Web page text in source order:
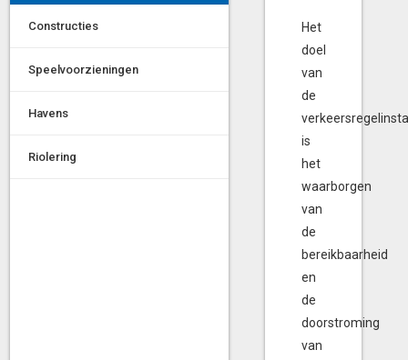
Constructies
Speelvoorzieningen
Havens
Riolering
Het
doel
van
de
is
het
waarborgen
van
de
bereikbaarheid
en
de
doorstroming
van